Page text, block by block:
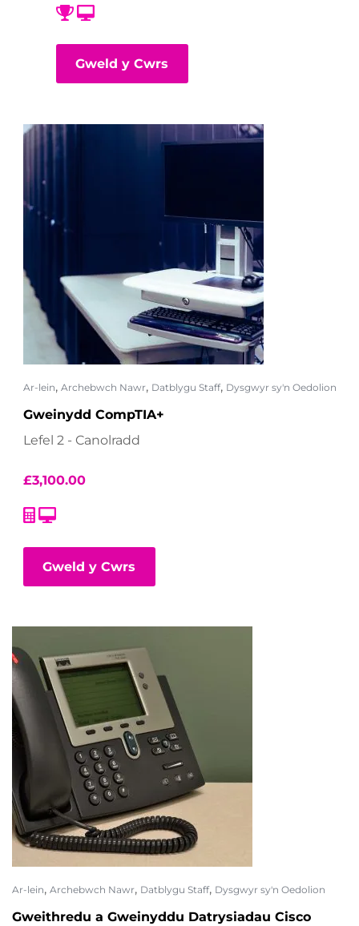
Gweld y Cwrs
Ar-lein, Archebwch Nawr, Datblygu Staff, Dysgwyr sy'n Oedolion
Gweinydd CompTIA+
Lefel 2 - Canolradd
£3,100.00
Gweld y Cwrs
Ar-lein, Archebwch Nawr, Datblygu Staff, Dysgwyr sy'n Oedolion
Gweithredu a Gweinyddu Datrysiadau Cisco